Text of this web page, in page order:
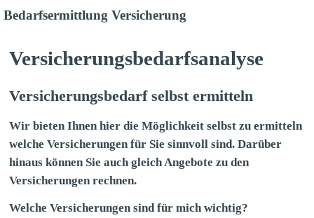
Bedarfsermittlung Versicherung
Versicherungsbedarfsanalyse
Versicherungsbedarf selbst ermitteln
Wir bieten Ihnen hier die Möglichkeit selbst zu ermitteln
welche Versicherungen für Sie sinnvoll sind. Darüber
hinaus können Sie auch gleich Angebote zu den
Versicherungen rechnen.
Welche Versicherungen sind für mich wichtig?